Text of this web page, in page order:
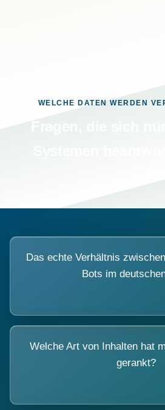
WELCHE DATEN WERDEN
Das echte Verhältnis
Bots im
Welche Art von Inhalten hat
gerankt?